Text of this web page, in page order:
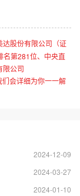
股份有限公司（证
名第281位、中央直
公司
们会详细为你一一解
2024-12-09
2024-03-27
2024-01-10